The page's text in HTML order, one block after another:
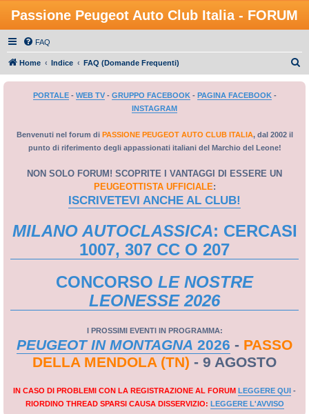
Passione Peugeot Auto Club Italia - FORUM
FAQ
Home Indice FAQ (Domande Frequenti)
PORTALE- WEB TV- GRUPPO FACEBOOK- PAGINA FACEBOOK-
INSTAGRAM
Benvenuti nel forum di PASSIONE PEUGEOT AUTO CLUB ITALIA, dal 2002 il
punto di riferimento degli appassionati italiani del Marchio del Leone!
NON SOLO FORUM! SCOPRITE I VANTAGGI DI ESSERE UN
PEUGEOTTISTA UFFICIALE:
ISCRIVETEVI ANCHE AL CLUB!
MILANO AUTOCLASSICA: CERCASI
1007, 307 CC O 207
CONCORSO LE NOSTRE
LEONESSE 2026
I PROSSIMI EVENTI IN PROGRAMMA:
PEUGEOT IN MONTAGNA 2026 - PASSO
DELLA MENDOLA (TN) - 9 AGOSTO
IN CASO DI PROBLEMI CON LA REGISTRAZIONE AL FORUM LEGGERE QUI -
RIORDINO THREAD SPARSI CAUSA DISSERVIZIO: LEGGERE L'AVVISO